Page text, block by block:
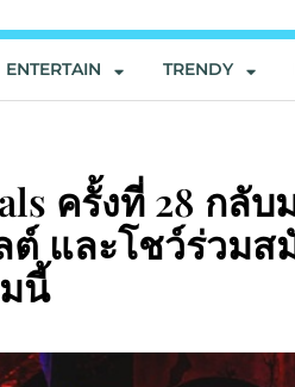
ENTERTAIN TRENDY
ครั้งที่ 28 กลั
ต์ และโชว์ร่วม
นี้